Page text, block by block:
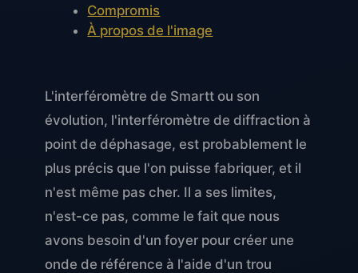
Compromis
À propos de l'image
L'interféromètre de Smartt ou son
évolution, l'interféromètre de diffraction à
point de déphasage, est probablement le
plus précis que l'on puisse fabriquer, et il
n'est même pas cher. Il a ses limites,
n'est-ce pas, comme le fait que nous
avons besoin d'un foyer pour créer une
onde de référence à l'aide d'un trou